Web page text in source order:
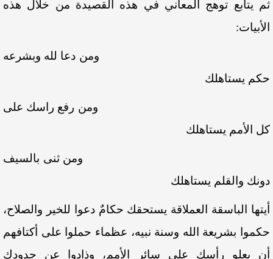
ثم يتابع توهج المعاني في هذه القصيدة من خلال هذه
الأبيات:
ومن دعا لله وبشرعه
حكم يستاهلك
ومن رفع راسك على
كل الأمم يستاهلك
ومن ثنى بالسيف
دونك والقلم يستاهلك
أيتها الباسقة العملاقة يستحقك حكامٌ دعوا للخير والصلاح،
حكموا بشريعة الله وسنة نبيه، عظماء حملوا على أكتافهم
أن يعلو رأسك على سائر الأمم، وذادوا عن حدودك